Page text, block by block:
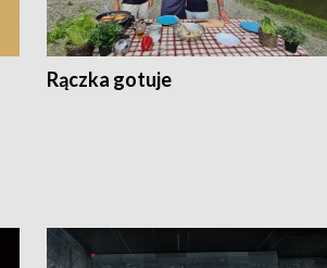
Rączka gotuje